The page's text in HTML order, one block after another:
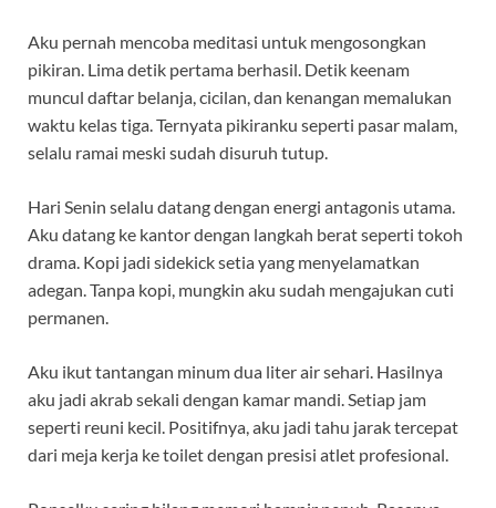
Aku pernah mencoba meditasi untuk mengosongkan
pikiran. Lima detik pertama berhasil. Detik keenam
muncul daftar belanja, cicilan, dan kenangan memalukan
waktu kelas tiga. Ternyata pikiranku seperti pasar malam,
selalu ramai meski sudah disuruh tutup.
Hari Senin selalu datang dengan energi antagonis utama.
Aku datang ke kantor dengan langkah berat seperti tokoh
drama. Kopi jadi sidekick setia yang menyelamatkan
adegan. Tanpa kopi, mungkin aku sudah mengajukan cuti
permanen.
Aku ikut tantangan minum dua liter air sehari. Hasilnya
aku jadi akrab sekali dengan kamar mandi. Setiap jam
seperti reuni kecil. Positifnya, aku jadi tahu jarak tercepat
dari meja kerja ke toilet dengan presisi atlet profesional.